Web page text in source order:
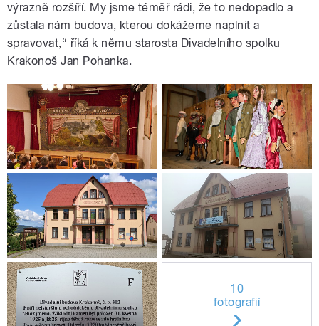
výrazně rozšíří. My jsme téměř rádi, že to nedopadlo a
zůstala nám budova, kterou dokážeme naplnit a
spravovat,“ říká k němu starosta Divadelního spolku
Krakonoš Jan Pohanka.
10
fotografií